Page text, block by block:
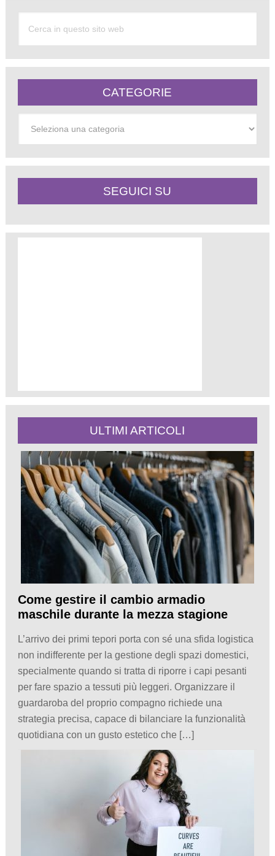
CATEGORIE
SEGUICI SU
ULTIMI ARTICOLI
Come gestire il cambio armadio
maschile durante la mezza stagione
L’arrivo dei primi tepori porta con sé una sfida logistica
non indifferente per la gestione degli spazi domestici,
specialmente quando si tratta di riporre i capi pesanti
per fare spazio a tessuti più leggeri. Organizzare il
guardaroba del proprio compagno richiede una
strategia precisa, capace di bilanciare la funzionalità
quotidiana con un gusto estetico che […]